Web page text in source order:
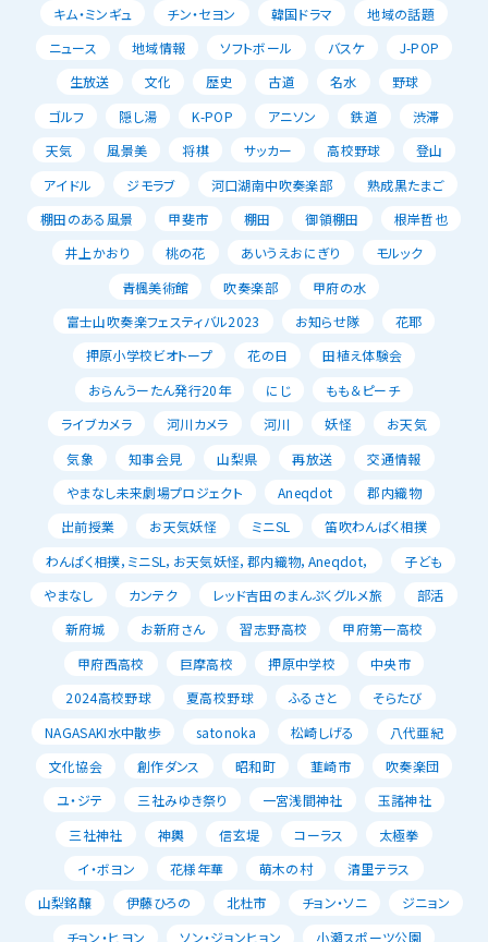
キム・ミンギュ
チン・セヨン 韓国ドラマ
地域の話題
ニュース
地域情報 ソフトボール バスケ
J-POP
生放送
文化 歴史 古道 名水
野球
ゴルフ
隠し湯 K-POP アニソン 鉄道
渋滞
天気
風景美 将棋 サッカー 高校野球
登山
アイドル
ジモラブ 河口湖南中吹奏楽部
熟成黒たまご
棚田のある風景
甲斐市 棚田 御領棚田
根岸哲也
井上かおり
桃の花 あいうえおにぎり
モルック
青楓美術館
吹奏楽部
甲府の水
富士山吹奏楽フェスティバル2023
お知らせ隊
花耶
押原小学校ビオトープ
花の日
田植え体験会
おらんうーたん発行20年
にじ
もも＆ピーチ
ライブカメラ
河川カメラ 河川 妖怪
お天気
気象
知事会見 山梨県 再放送
交通情報
やまなし未来劇場プロジェクト
Aneqdot
郡内織物
出前授業
お天気妖怪 ミニSL
笛吹わんぱく相撲
わんぱく相撲，ミニSL，お天気妖怪，郡内織物，Aneqdot，
子ども
やまなし
カンテク レッド吉田のまんぷくグルメ旅
部活
新府城
お新府さん 習志野高校
甲府第一高校
甲府西高校
巨摩高校 押原中学校
中央市
2024高校野球
夏高校野球 ふるさと
そらたび
NAGASAKI水中散歩
satonoka 松崎しげる
八代亜紀
文化協会
創作ダンス 昭和町 韮崎市
吹奏楽団
ユ・ジテ
三社みゆき祭り 一宮浅間神社
玉諸神社
三社神社
神輿 信玄堤 コーラス
太極拳
イ・ボヨン
花様年華 萌木の村
清里テラス
山梨銘醸
伊藤ひろの 北杜市 チョン・ソニ
ジニョン
チョン・ヒヨン
ソン・ジョンヒョン 小瀬スポーツ公園